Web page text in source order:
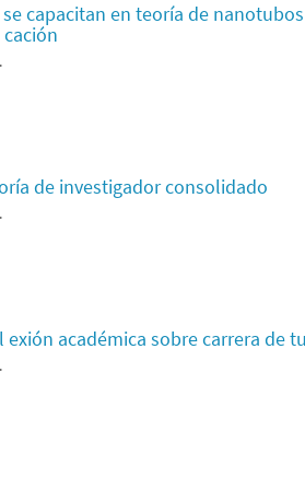
capacitan en teoría de
de investigador consolidado
exión académica sobre carrera de